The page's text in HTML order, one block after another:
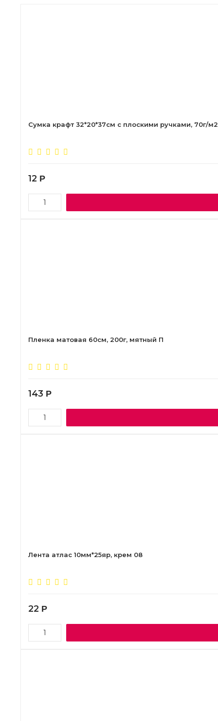
Сумка крафт 32*20*37см с плоскими ручками, 70г/
12 Р
Пленка матовая 60см, 200г, мятный П
143 Р
Лента атлас 10мм*25яр, крем 08
22 Р